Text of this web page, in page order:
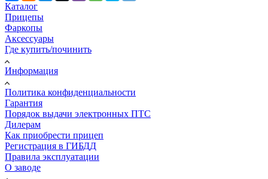
Каталог
Прицепы
Фаркопы
Аксессуары
Где купить/починить
Информация
Политика конфиденциальности
Гарантия
Порядок выдачи электронных ПТС
Дилерам
Как приобрести прицеп
Регистрация в ГИБДД
Правила эксплуатации
О заводе